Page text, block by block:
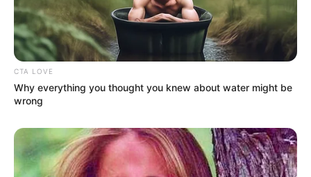
Japan's Greatest Doctors Say Memory Loss Isn't
NEUROMIND PRO
CTA LOVE
Why everything you thought you knew about water might be
wrong